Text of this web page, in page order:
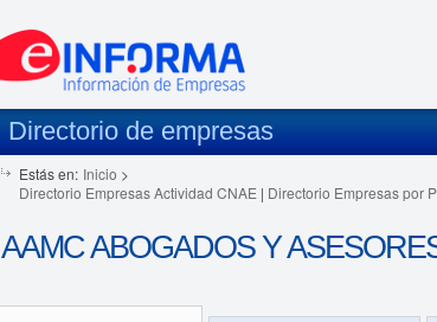
Directorio de empresas
Estás en: Inicio >
Directorio Empresas Actividad CNAE | Directorio Empresas por
AAMC ABOGADOS Y